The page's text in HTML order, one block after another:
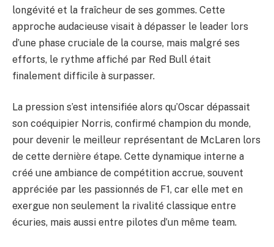
longévité et la fraîcheur de ses gommes. Cette
approche audacieuse visait à dépasser le leader lors
d’une phase cruciale de la course, mais malgré ses
efforts, le rythme affiché par Red Bull était
finalement difficile à surpasser.
La pression s’est intensifiée alors qu’Oscar dépassait
son coéquipier Norris, confirmé champion du monde,
pour devenir le meilleur représentant de McLaren lors
de cette dernière étape. Cette dynamique interne a
créé une ambiance de compétition accrue, souvent
appréciée par les passionnés de F1, car elle met en
exergue non seulement la rivalité classique entre
écuries, mais aussi entre pilotes d’un même team.